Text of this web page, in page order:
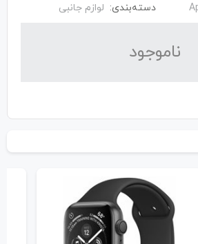
دسته‌بندی: لوازم جانبی
نا‌موجود